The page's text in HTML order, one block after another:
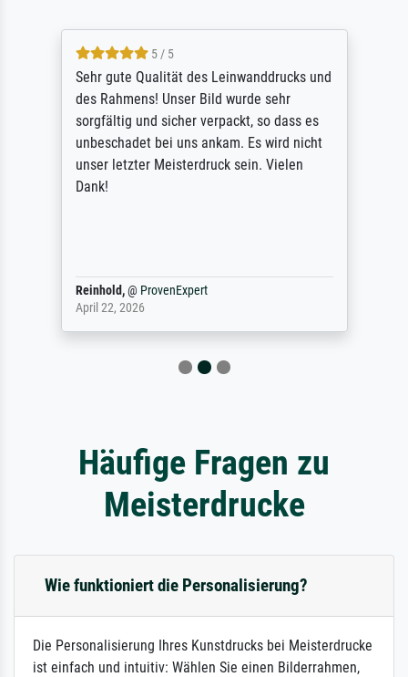
5 / 5
Sehr gute Qualität des Leinwanddrucks und
des Rahmens! Unser Bild wurde sehr
sorgfältig und sicher verpackt, so dass es
unbeschadet bei uns ankam. Es wird nicht
unser letzter Meisterdruck sein. Vielen
Dank!
Reinhold,@ ProvenExpert
April 22, 2026
Häufige Fragen zu
Meisterdrucke
Wie funktioniert die Personalisierung?
Die Personalisierung Ihres Kunstdrucks bei Meisterdrucke
ist einfach und intuitiv: Wählen Sie einen Bilderrahmen,